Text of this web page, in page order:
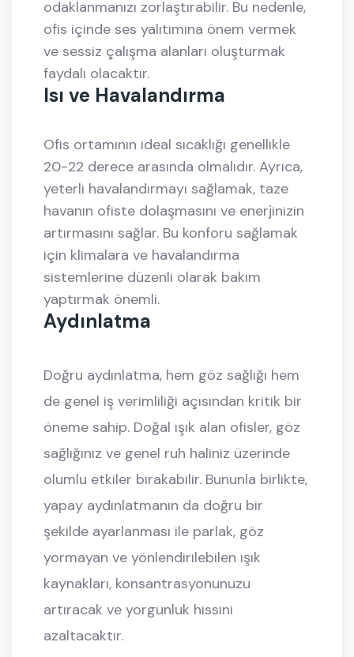
odaklanmanızı zorlaştırabilir. Bu nedenle,
ofis içinde ses yalıtımına önem vermek
ve sessiz çalışma alanları oluşturmak
faydalı olacaktır.
Isı ve Havalandırma
Ofis ortamının ideal sıcaklığı genellikle
20-22 derece arasında olmalıdır. Ayrıca,
yeterli havalandırmayı sağlamak, taze
havanın ofiste dolaşmasını ve enerjinizin
artırmasını sağlar. Bu konforu sağlamak
için klimalara ve havalandırma
sistemlerine düzenli olarak bakım
yaptırmak önemli.
Aydınlatma
Doğru aydınlatma, hem göz sağlığı hem
de genel iş verimliliği açısından kritik bir
öneme sahip. Doğal ışık alan ofisler, göz
sağlığınız ve genel ruh haliniz üzerinde
olumlu etkiler bırakabilir. Bununla birlikte,
yapay aydınlatmanın da doğru bir
şekilde ayarlanması ile parlak, göz
yormayan ve yönlendirilebilen ışık
kaynakları, konsantrasyonunuzu
artıracak ve yorgunluk hissini
azaltacaktır.